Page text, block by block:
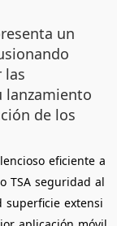
un
las
lanzamiento
de los
eficiente a
TSA seguridad al
superficie extensi